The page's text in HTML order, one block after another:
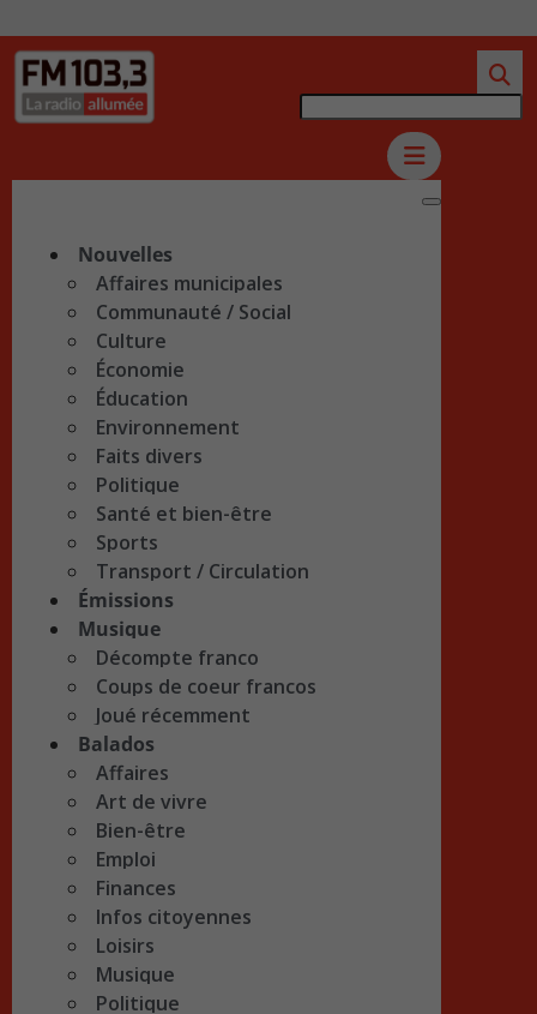
Nouvelles
Affaires municipales
Communauté / Social
Culture
Économie
Éducation
Environnement
Faits divers
Politique
Santé et bien-être
Sports
Transport / Circulation
Émissions
Musique
Décompte franco
Coups de coeur francos
Joué récemment
Balados
Affaires
Art de vivre
Bien-être
Emploi
Finances
Infos citoyennes
Loisirs
Musique
Politique